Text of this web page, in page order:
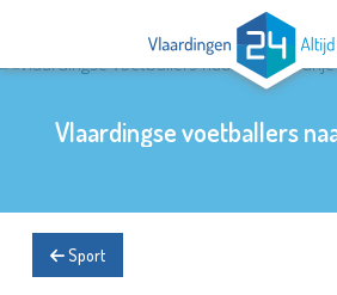
Vlaardingse voetballers
Sport